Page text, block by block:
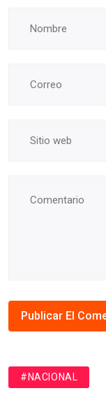
#NACIONAL